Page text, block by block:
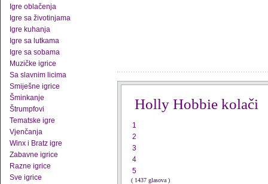
Igre oblačenja
Igre sa životinjama
Igre kuhanja
Igre sa lutkama
Igre sa sobama
Muzičke igrice
Sa slavnim licima
Smiješne igrice
Šminkanje
Štrumpfovi
Tematske igre
Vjenčanja
Winx i Bratz igre
Zabavne igrice
Razne igrice
Sve igrice
Holly Hobbie kolači
1
2
3
4
5
( 1437 glasova )